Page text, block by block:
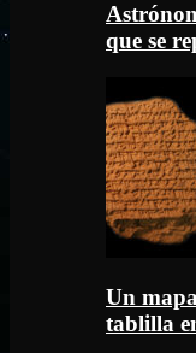
que se
Un
tablilla